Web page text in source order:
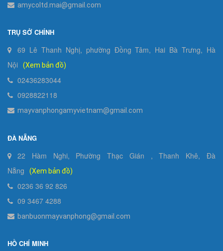
amycoltd.mai@gmail.com
TRỤ SỞ CHÍNH
69 Lê Thanh Nghị, phường Đồng Tâm, Hai Bà Trưng, Hà
Nội
(Xem bản đồ)
02436283044
0928822118
mayvanphongamyvietnam@gmail.com
ĐÀ NẴNG
22 Hàm Nghi, Phường Thạc Gián , Thanh Khê, Đà
Nẵng
(Xem bản đồ)
0236 36 92 826
09 3467 4288
banbuonmayvanphong@gmail.com
HỒ CHÍ MINH